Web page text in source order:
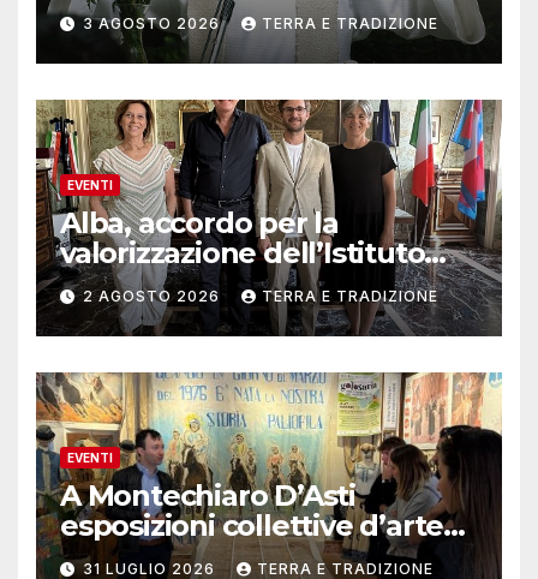
3 AGOSTO 2026 TERRA E TRADIZIONE
EVENTI
Alba, accordo per la
valorizzazione dell’Istituto
musicale Rocca
2 AGOSTO 2026 TERRA E TRADIZIONE
EVENTI
A Montechiaro D’Asti
esposizioni collettive d’arte
contemporanea
31 LUGLIO 2026 TERRA E TRADIZIONE